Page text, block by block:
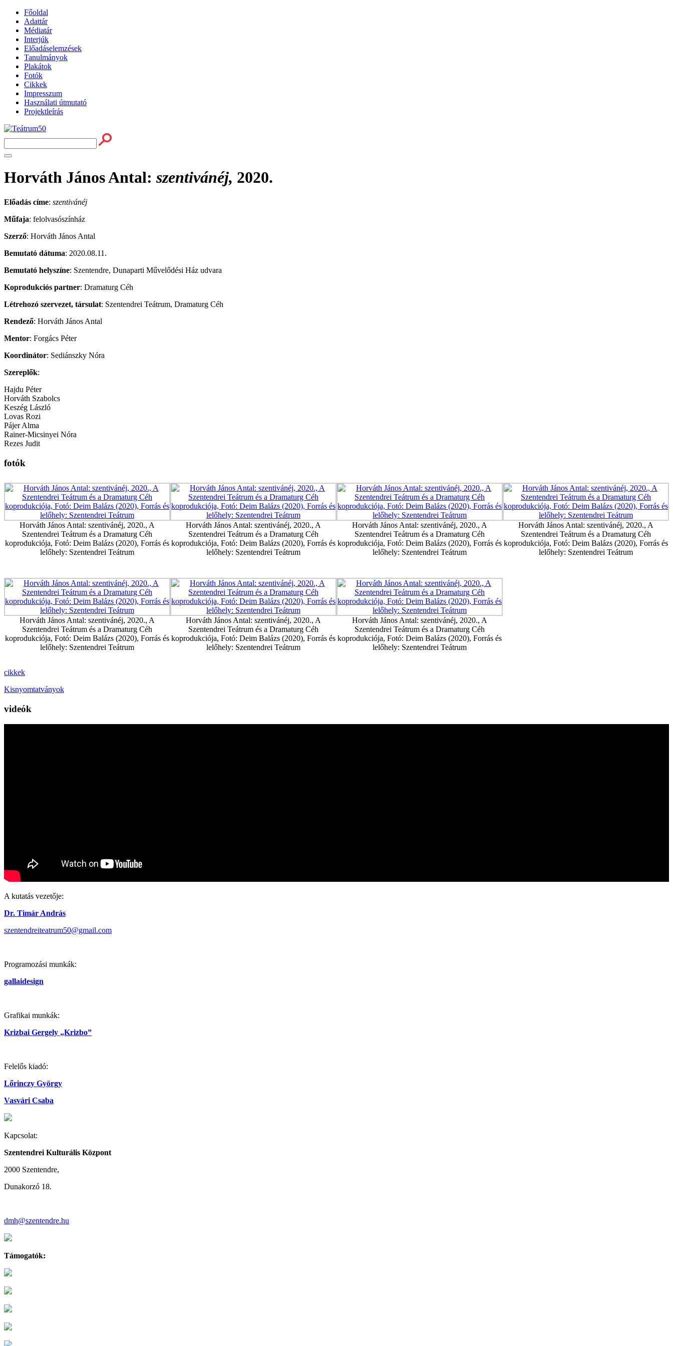
Főoldal
Adattár
Médiatár
Interjúk
Előadáselemzések
Tanulmányok
Plakátok
Fotók
Cikkek
Impresszum
Használati útmutató
Projektleírás
Horváth János Antal: szentivánéj, 2020.
Előadás címe: szentivánéj
Műfaja: felolvasószínház
Szerző: Horváth János Antal
Bemutató dátuma: 2020.08.11.
Bemutató helyszíne: Szentendre, Dunaparti Művelődési Ház udvara
Koprodukciós partner: Dramaturg Céh
Létrehozó szervezet, társulat: Szentendrei Teátrum, Dramaturg Céh
Rendező: Horváth János Antal
Mentor: Forgács Péter
Koordinátor: Sediánszky Nóra
Szereplők:
Hajdu Péter
Horváth Szabolcs
Keszég László
Lovas Rozi
Pájer Alma
Rainer-Micsinyei Nóra
Rezes Judit
fotók
Horváth János Antal: szentivánéj, 2020., A
Szentendrei Teátrum és a Dramaturg Céh
koprodukciója, Fotó: Deim Balázs (2020), Forrás és
lelőhely: Szentendrei Teátrum
Horváth János Antal: szentivánéj, 2020., A
Szentendrei Teátrum és a Dramaturg Céh
koprodukciója, Fotó: Deim Balázs (2020), Forrás és
lelőhely: Szentendrei Teátrum
Horváth János Antal: szentivánéj, 2020., A
Szentendrei Teátrum és a Dramaturg Céh
koprodukciója, Fotó: Deim Balázs (2020), Forrás és
lelőhely: Szentendrei Teátrum
Horváth János Antal: szentivánéj, 2020., A
Szentendrei Teátrum és a Dramaturg Céh
koprodukciója, Fotó: Deim Balázs (2020), Forrás és
lelőhely: Szentendrei Teátrum
Horváth János Antal: szentivánéj, 2020., A
Szentendrei Teátrum és a Dramaturg Céh
koprodukciója, Fotó: Deim Balázs (2020), Forrás és
lelőhely: Szentendrei Teátrum
Horváth János Antal: szentivánéj, 2020., A
Szentendrei Teátrum és a Dramaturg Céh
koprodukciója, Fotó: Deim Balázs (2020), Forrás és
lelőhely: Szentendrei Teátrum
Horváth János Antal: szentivánéj, 2020., A
Szentendrei Teátrum és a Dramaturg Céh
koprodukciója, Fotó: Deim Balázs (2020), Forrás és
lelőhely: Szentendrei Teátrum
cikkek
Kisnyomtatványok
videók
A kutatás vezetője:
Dr. Timár András
szentendreiteatrum50@gmail.com
Programozási munkák:
gallaidesign
Grafikai munkák:
Krizbai Gergely „Krizbo”
Felelős kiadó:
Lőrinczy György
Vasvári Csaba
Kapcsolat:
Szentendrei Kulturális Központ
2000 Szentendre,
Dunakorzó 18.
dmh@szentendre.hu
Támogatók: